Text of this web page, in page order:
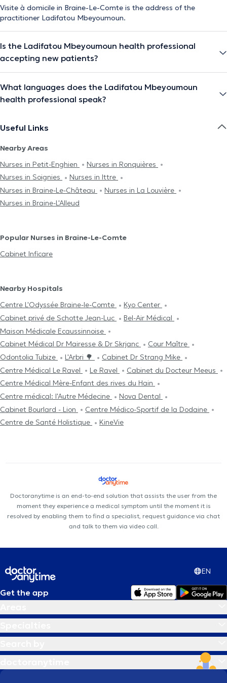
Visite à domicile in Braine-Le-Comte is the address of the
practitioner Ladifatou Mbeyoumoun.
Is the Ladifatou Mbeyoumoun health professional
accepting new patients?
What languages does the Ladifatou Mbeyoumoun
health professional speak?
Useful Links
Nearby Areas
Nurses in Petit-Enghien
Nurses in Ronquières
Nurses in Soignies
Nurses in Ittre
Nurses in Braine-Le-Château
Nurses in La Louvière
Nurses in Braine-L'Alleud
Popular Nurses in Braine-Le-Comte
Cabinet Inficare
Nearby Hospitals
Centre L'Odyssée Braine-le-Comte
Kyo Center
Cabinet privé de Schotte Jean-Luc
Bel-Air Médical
Maison Médicale Ecaussinnoise
Cabinet Médical Dr Mairesse & Dr Skrjanc
Cour Maître
Odontolia Tubize
L'Arbri 🌳
Cabinet Dr Strang Mike
Centre Médical Le Ravel
Le Ravel
Cabinet du Docteur Meeus
Centre Médical Mère-Enfant des rives du Hain
Centre médical: l'Autre Médecine
Nova Dental
Cabinet Bourlard - Lion
Centre Médico-Sportif de la Dodaine
Centre de Santé Holistique
KineVie
Doctoranytime is an end-to-end solution that assists the user from the
moment they experience a medical symptom until the moment it is
resolved by enabling them to find a specialist, request guidance via chat
and talk to them via video call.
EN
Get the app